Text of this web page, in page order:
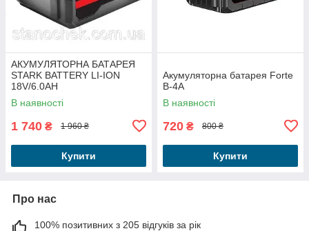
АКУМУЛЯТОРНА БАТАРЕЯ
STARK BATTERY LI-ION
18V/6.0AH
В наявності
1 740 ₴ 1 960 ₴
Купити
Акумуляторна батарея Forte
В-4А
В наявності
720 ₴ 800 ₴
Купити
Про нас
100% позитивних з 205 відгуків за рік